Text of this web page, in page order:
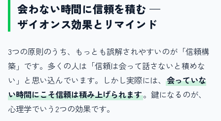
会わない時間に信頼を積む —
ザイオンス効果とリマインド
3つの原則のうち、もっとも誤解されやすいのが「信頼構
築」です。多くの人は「信頼は会って話さないと積めな
い」と思い込んでいます。しかし実際には、 会っていな
い時間にこそ信頼は積み上げられます。鍵になるのが、
心理学でいう2つの効果です。